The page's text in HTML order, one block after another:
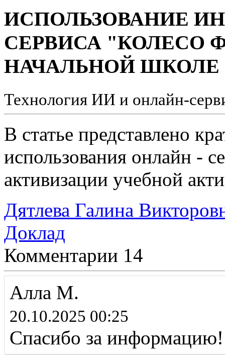
ИСПОЛЬЗОВАНИЕ
СЕРВИСА "КОЛЕСО
НАЧАЛЬНОЙ ШКОЛЕ
Технология ИИ и онлайн-
В статье представлено
использования онлайн -
активизации учебной
Дятлева Галина
Доклад
Комментарии 14
Алла М.
20.10.2025 00:25
Спасибо за информацию!